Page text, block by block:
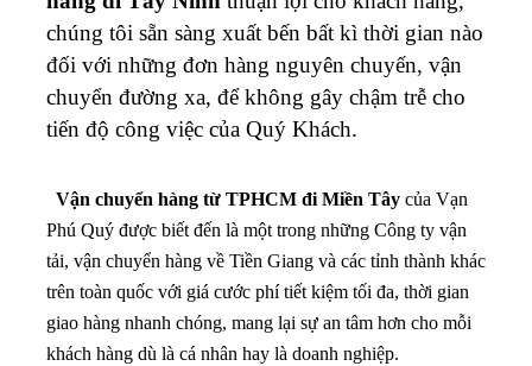
chúng tôi sẵn sàng xuất bến bất kì thời gian nào
đối với những đơn hàng nguyên chuyến, vận
chuyển đường xa, để không gây chậm trễ cho
tiến độ công việc của Quý Khách.
Vận chuyển hàng từ TPHCM đi Miền Tây của Vạn
Phú Quý được biết đến là một trong những Công ty vận
tải, vận chuyển hàng về Tiền Giang và các tỉnh thành khác
trên toàn quốc với giá cước phí tiết kiệm tối đa, thời gian
giao hàng nhanh chóng, mang lại sự an tâm hơn cho mỗi
khách hàng dù là cá nhân hay là doanh nghiệp.